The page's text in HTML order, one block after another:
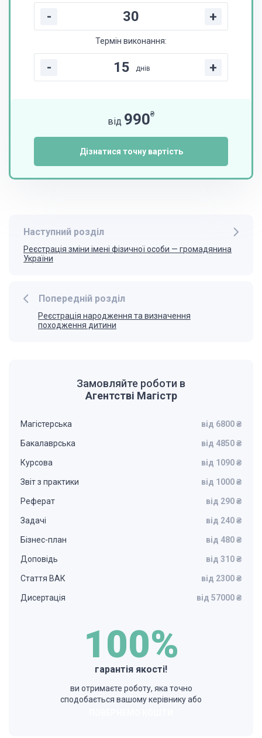
- +
Термін виконання:
- днів +
від 990₴
Дізнатися точну вартість
Попередній розділ
Реєстрація народження та визначення
походження дитини
Наступний розділ
Реєстрація зміни імені фізичної особи — громадянина
України
Замовляйте роботи в
Агентстві Магістр
Магістерська від 6800 ₴
Бакалаврська від 4850 ₴
Курсова від 1090 ₴
Звіт з практики від 1000 ₴
Реферат від 290 ₴
Задачі від 240 ₴
Бізнес-план від 480 ₴
Доповідь від 310 ₴
Стаття ВАК від 2300 ₴
Дисертація від 57000 ₴
100%
гарантія якості!
ви отримаєте роботу, яка точно
сподобається вашому керівнику або